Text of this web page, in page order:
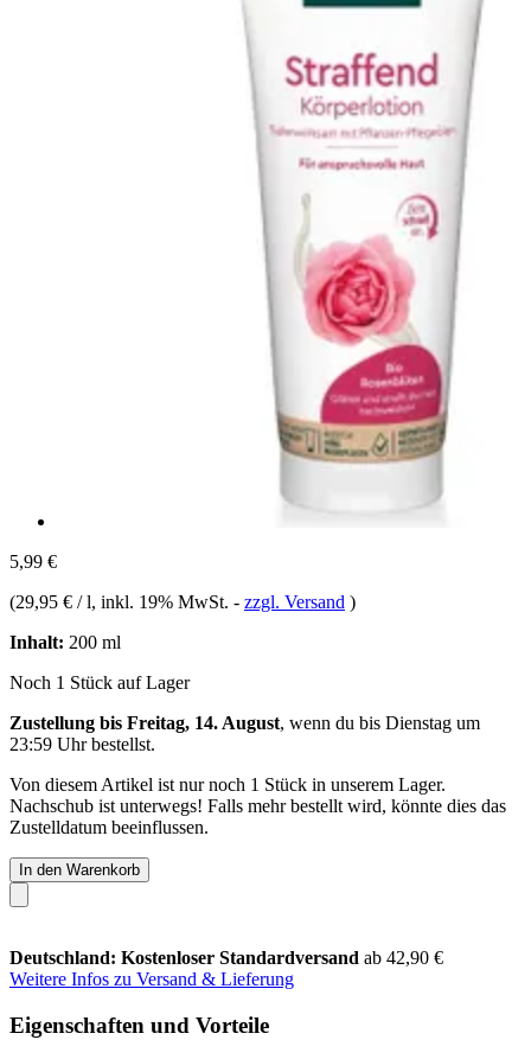
5,99 €
(29,95 € / l, inkl. 19% MwSt. - zzgl. Versand )
Inhalt: 200 ml
Noch 1 Stück auf Lager
Zustellung bis Freitag, 14. August, wenn du bis Dienstag um
23:59 Uhrbestellst.
Von diesem Artikel ist nur noch 1 Stück in unserem Lager.
Nachschub ist unterwegs! Falls mehr bestellt wird, könnte dies das
Zustelldatum beeinflussen.
In den Warenkorb
Deutschland: Kostenloser Standardversand ab 42,90 €
Weitere Infos zu Versand & Lieferung
Eigenschaften und Vorteile